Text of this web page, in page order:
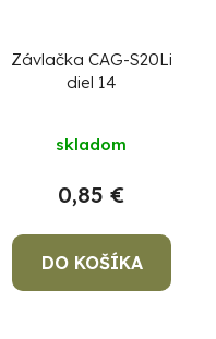
Závlačka CAG-S20Li
diel 14
skladom
0,85 €
DO KOŠÍKA